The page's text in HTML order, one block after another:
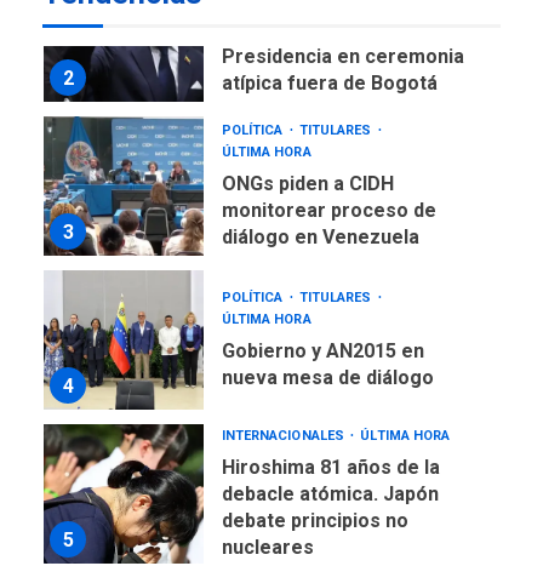
2
Presidencia en ceremonia
atípica fuera de Bogotá
3
POLÍTICA
TITULARES
ÚLTIMA HORA
ONGs piden a CIDH
monitorear proceso de
diálogo en Venezuela
4
POLÍTICA
TITULARES
ÚLTIMA HORA
Gobierno y AN2015 en
nueva mesa de diálogo
5
INTERNACIONALES ÚLTIMA HORA
Hiroshima 81 años de la
debacle atómica. Japón
debate principios no
nucleares